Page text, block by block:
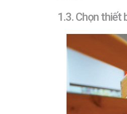
1.3. Chọn thiết